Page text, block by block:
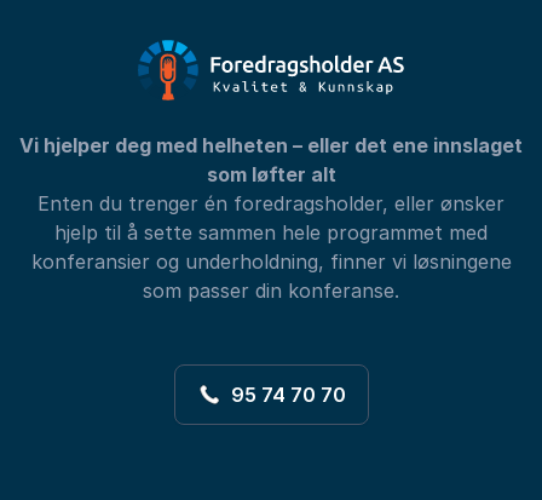
Vi hjelper deg med helheten – eller det ene innslaget
som løfter alt
Enten du trenger én foredragsholder, eller ønsker
hjelp til å sette sammen hele programmet med
konferansier og underholdning, finner vi løsningene
som passer din konferanse.
95 74 70 70